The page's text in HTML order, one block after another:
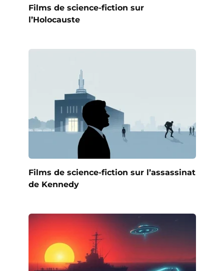
Films de science-fiction sur
l’Holocauste
Films de science-fiction sur l’assassinat
de Kennedy